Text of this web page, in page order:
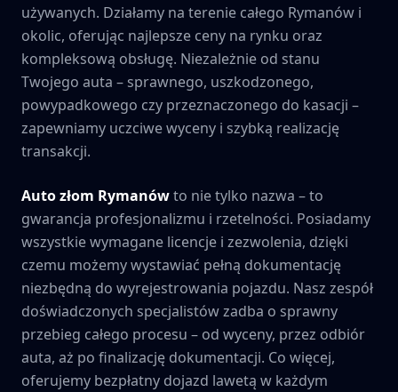
używanych. Działamy na terenie całego Rymanów i
okolic, oferując najlepsze ceny na rynku oraz
kompleksową obsługę. Niezależnie od stanu
Twojego auta – sprawnego, uszkodzonego,
powypadkowego czy przeznaczonego do kasacji –
zapewniamy uczciwe wyceny i szybką realizację
transakcji.
Auto złom Rymanówto nie tylko nazwa – to
gwarancja profesjonalizmu i rzetelności. Posiadamy
wszystkie wymagane licencje i zezwolenia, dzięki
czemu możemy wystawiać pełną dokumentację
niezbędną do wyrejestrowania pojazdu. Nasz zespół
doświadczonych specjalistów zadba o sprawny
przebieg całego procesu – od wyceny, przez odbiór
auta, aż po finalizację dokumentacji. Co więcej,
oferujemy bezpłatny dojazd lawetą w każdym